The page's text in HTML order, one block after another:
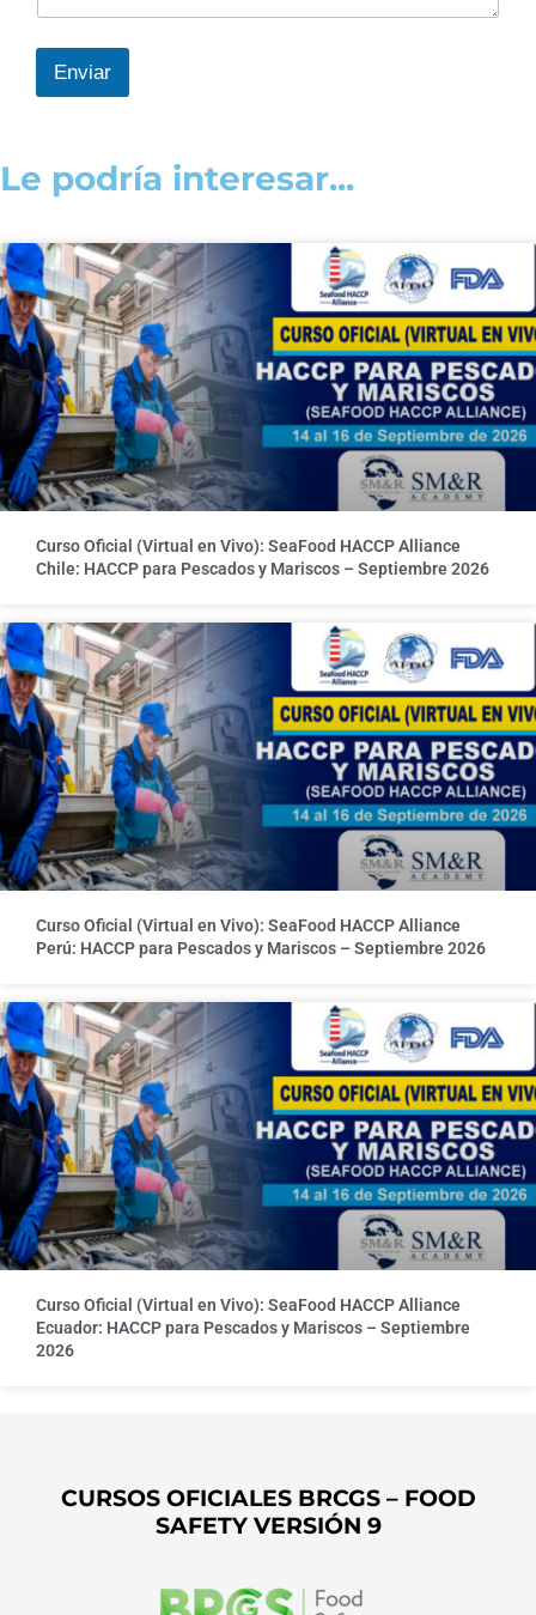
Enviar
Le podría interesar...
Curso Oficial (Virtual en Vivo): SeaFood HACCP Alliance
Chile: HACCP para Pescados y Mariscos – Septiembre 2026
Curso Oficial (Virtual en Vivo): SeaFood HACCP Alliance
Perú: HACCP para Pescados y Mariscos – Septiembre 2026
Curso Oficial (Virtual en Vivo): SeaFood HACCP Alliance
Ecuador: HACCP para Pescados y Mariscos – Septiembre
2026
CURSOS OFICIALES BRCGS – FOOD
SAFETY VERSIÓN 9